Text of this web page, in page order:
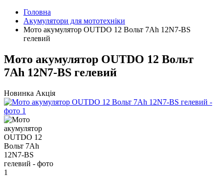
Головна
Акумулятори для мототехніки
Мото акумулятор OUTDO 12 Вольт 7Ah 12N7-BS
гелевий
Мото акумулятор OUTDO 12 Вольт
7Ah 12N7-BS гелевий
Новинка Акція